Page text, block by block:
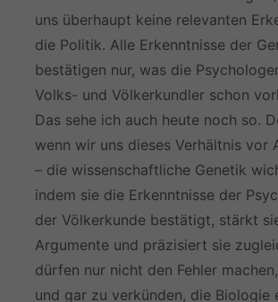
uns überhaupt keine relevanten
die Politik. Alle Erkenntnisse der
bestätigen nur, was die
Volks- und Völkerkundler schon
Das sehe ich auch heute noch so.
wenn wir uns dieses Verhältnis vor
– die wissenschaftliche Genetik
indem sie die Erkenntnisse der
der Völkerkunde bestätigt, stärkt
Argumente und präzisiert sie
dürfen nur nicht den Fehler
und gar zu verkünden, die Biologie